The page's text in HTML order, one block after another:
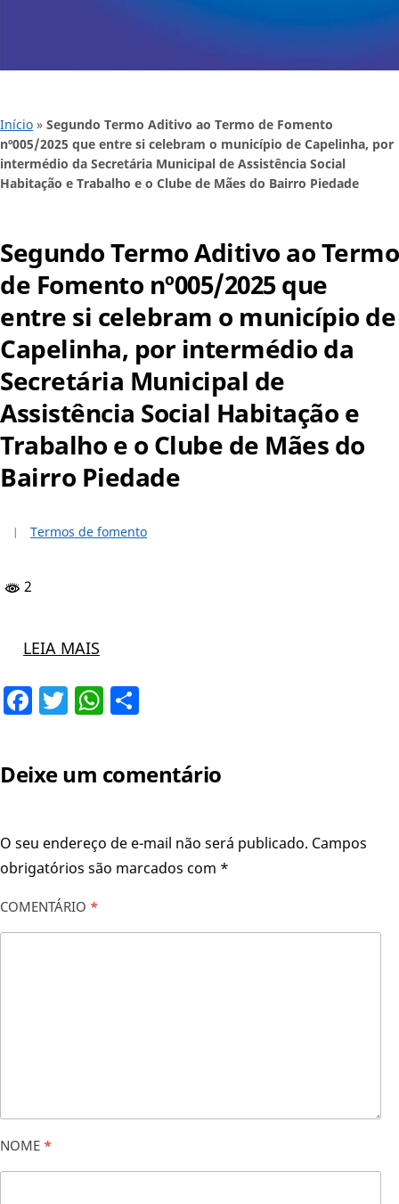
Início » Segundo Termo Aditivo ao Termo de Fomento
nº005/2025 que entre si celebram o município de Capelinha, por
intermédio da Secretária Municipal de Assistência Social
Habitação e Trabalho e o Clube de Mães do Bairro Piedade
Segundo Termo Aditivo ao Termo
de Fomento nº005/2025 que
entre si celebram o município de
Capelinha, por intermédio da
Secretária Municipal de
Assistência Social Habitação e
Trabalho e o Clube de Mães do
Bairro Piedade
Termos de fomento
2
LEIA MAIS
Facebook
TwitterWhatsApp
Deixe um comentário
O seu endereço de e-mail não será publicado. Campos
obrigatórios são marcados com *
COMENTÁRIO *
NOME *